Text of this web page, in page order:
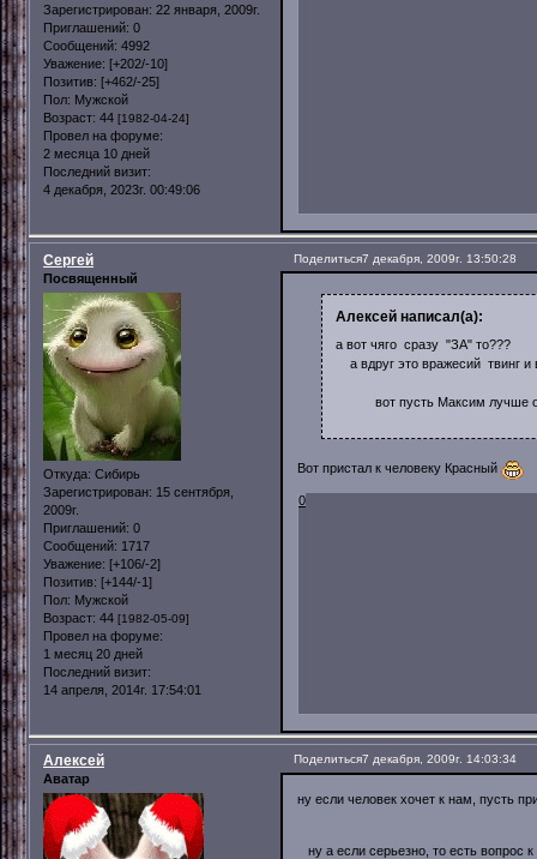
Зарегистрирован: 22 января, 2009г.
Приглашений: 0
Сообщений: 4992
Уважение: [+202/-10]
Позитив: [+462/-25]
Пол: Мужской
Возраст: 44 [1982-04-24]
Провел на форуме:
2 месяца 10 дней
Последний визит:
4 декабря, 2023г. 00:49:06
Поделиться7 декабря, 2009г. 13:50:28
Сергей
Посвященный
Откуда: Сибирь
Зарегистрирован: 15 сентября,
2009г.
Приглашений: 0
Сообщений: 1717
Уважение: [+106/-2]
Позитив: [+144/-1]
Пол: Мужской
Возраст: 44 [1982-05-09]
Провел на форуме:
1 месяц 20 дней
Последний визит:
14 апреля, 2014г. 17:54:01
Алексей написал(а):
а вот чяго сразу "ЗА" то???
а вдруг это вражесий твинг и
вот пусть Максим лучше
Вот пристал к человеку Красный
0
Поделиться7 декабря, 2009г. 14:03:34
Алексей
Аватар
ну если человек хочет к нам, пусть
ну а если серьезно, то есть